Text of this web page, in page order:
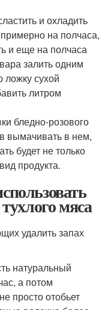
и охладить
на полчаса,
и еще на полчаса
залить одним
ложку сухой
литром
бледно-розового
вымачивать в нем,
будет не только
продукта.
мяса
удалить запах
натуральный
а потом
просто отобьет